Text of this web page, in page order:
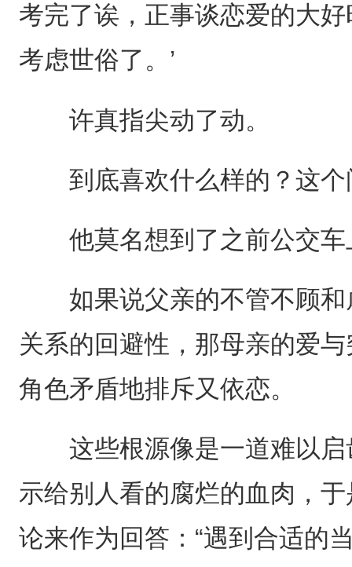
考完了诶，正事谈恋爱的大
考虑世俗了。’
许真指尖动了动。
到底喜欢什么样的？这个
他莫名想到了之前公交车
如果说父亲的不管不顾和
关系的回避性，那母亲的爱
角色矛盾地排斥又依恋。
这些根源像是一道难以启
示给别人看的腐烂的血肉，
论来作为回答：“遇到合适的